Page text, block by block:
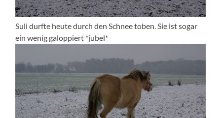
Suli durfte heute durch den Schnee toben. Sie ist sogar
ein wenig galoppiert *jubel*